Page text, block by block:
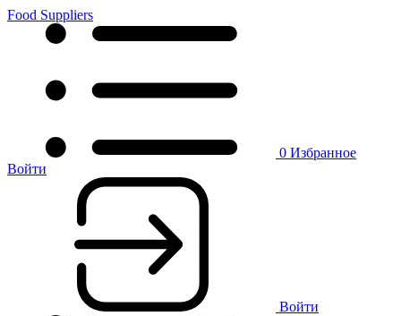
Food Suppliers
0 Избранное
Войти
Войти